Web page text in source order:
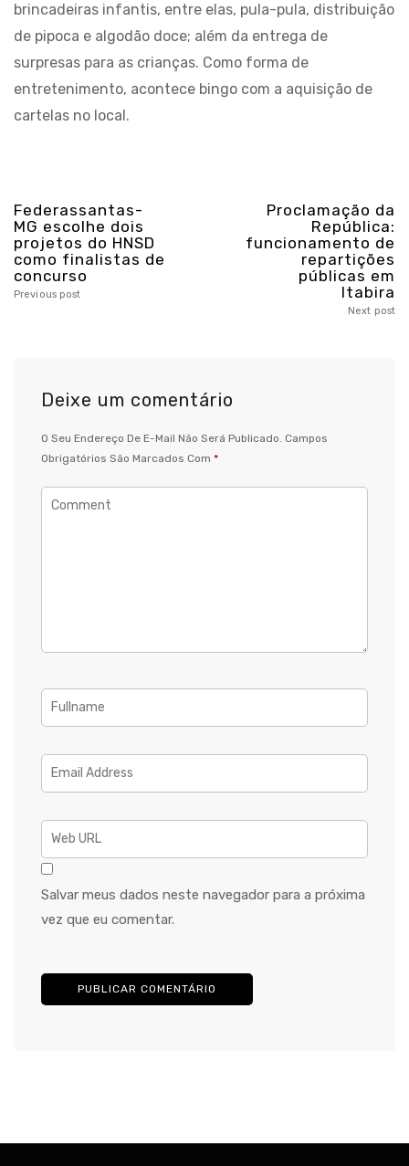
brincadeiras infantis, entre elas, pula-pula, distribuição
de pipoca e algodão doce; além da entrega de
surpresas para as crianças. Como forma de
entretenimento, acontece bingo com a aquisição de
cartelas no local.
Federassantas-
MG escolhe dois
projetos do HNSD
como finalistas de
concurso
Previous post
Proclamação da
República:
funcionamento de
repartições
públicas em
Itabira
Next post
Deixe um comentário
O Seu Endereço De E-Mail Não Será Publicado. Campos
Obrigatórios São Marcados Com *
Salvar meus dados neste navegador para a próxima
vez que eu comentar.